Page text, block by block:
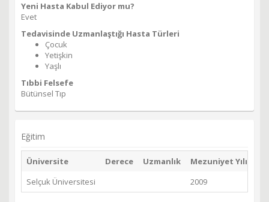
Yeni Hasta Kabul Ediyor mu?
Evet
Tedavisinde Uzmanlaştığı Hasta Türleri
Çocuk
Yetişkin
Yaşlı
Tıbbi Felsefe
Bütünsel Tıp
Eğitim
Üniversite Derece Uzmanlık
Mezuniyet Yılı
Selçuk Üniversitesi
2009